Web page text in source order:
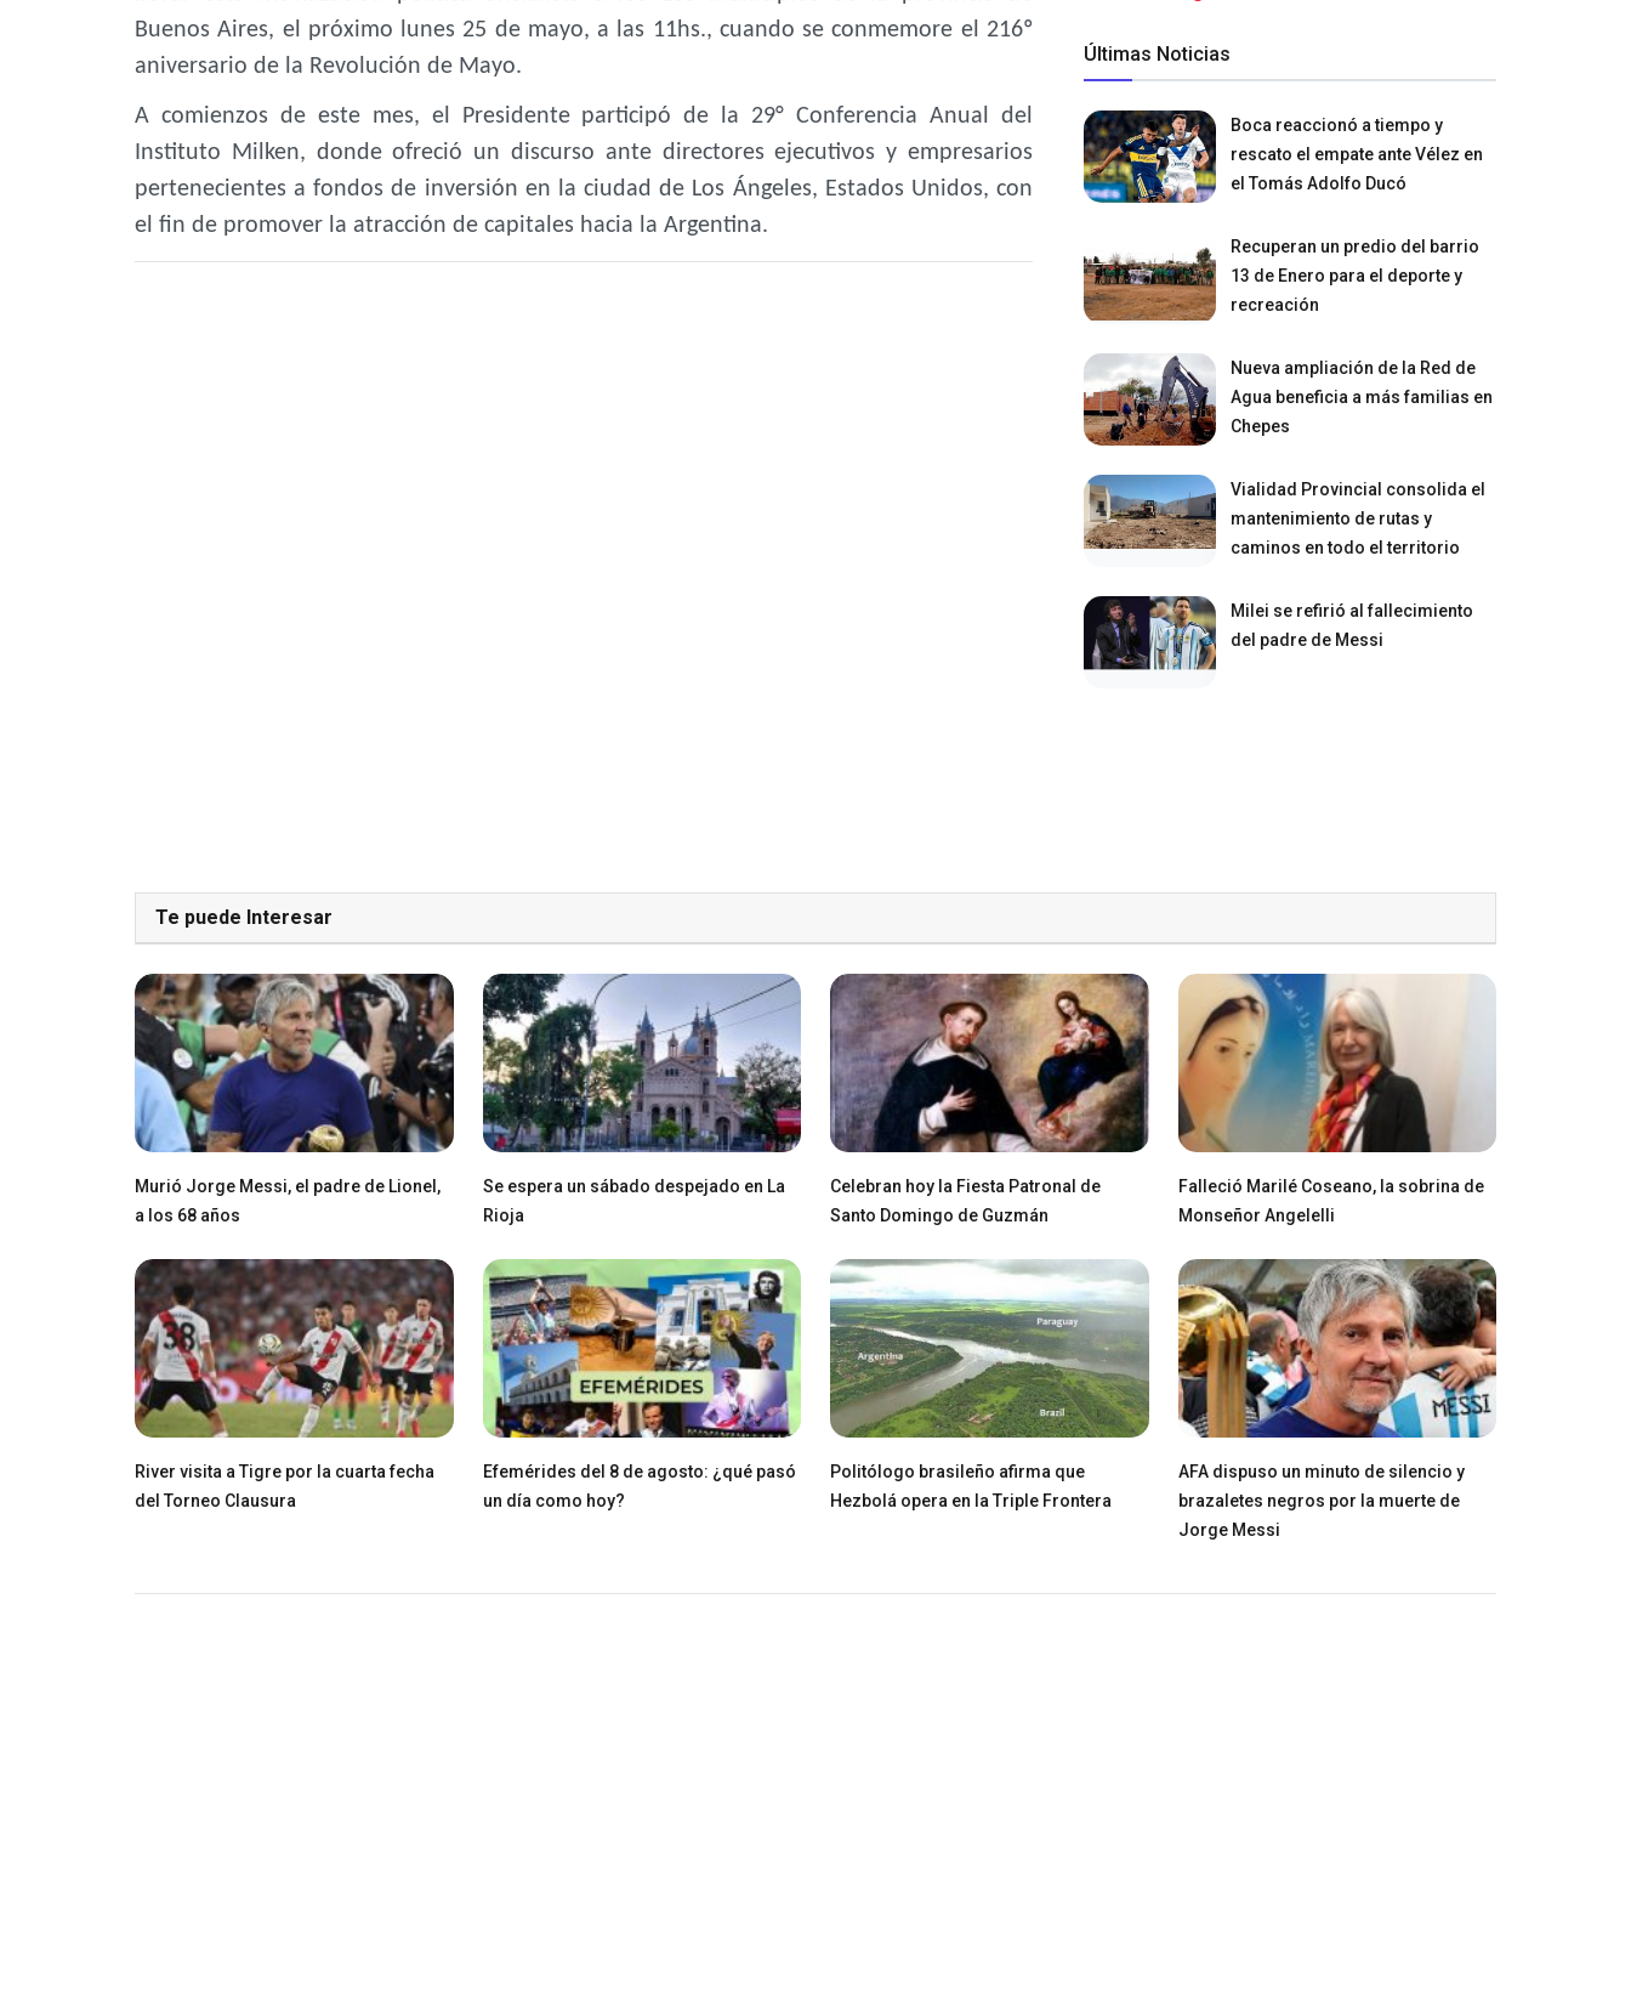
Buenos Aires, el próximo lunes 25 de mayo, a las 11hs., cuando se conmemore el 216º
aniversario de la Revolución de Mayo.
A comienzos de este mes, el Presidente participó de la 29° Conferencia Anual del
Instituto Milken, donde ofreció un discurso ante directores ejecutivos y empresarios
pertenecientes a fondos de inversión en la ciudad de Los Ángeles, Estados Unidos, con
el fin de promover la atracción de capitales hacia la Argentina.
Últimas Noticias
Boca reaccionó a tiempo y
rescato el empate ante Vélez en
el Tomás Adolfo Ducó
Recuperan un predio del barrio
13 de Enero para el deporte y
recreación
Nueva ampliación de la Red de
Agua beneficia a más familias en
Chepes
Vialidad Provincial consolida el
mantenimiento de rutas y
caminos en todo el territorio
Milei se refirió al fallecimiento
del padre de Messi
Te puede Interesar
Murió Jorge Messi, el padre de Lionel,
a los 68 años
Se espera un sábado despejado en La
Rioja
Celebran hoy la Fiesta Patronal de
Santo Domingo de Guzmán
Falleció Marilé Coseano, la sobrina de
Monseñor Angelelli
River visita a Tigre por la cuarta fecha
del Torneo Clausura
Efemérides del 8 de agosto: ¿qué pasó
un día como hoy?
Politólogo brasileño afirma que
Hezbolá opera en la Triple Frontera
AFA dispuso un minuto de silencio y
brazaletes negros por la muerte de
Jorge Messi